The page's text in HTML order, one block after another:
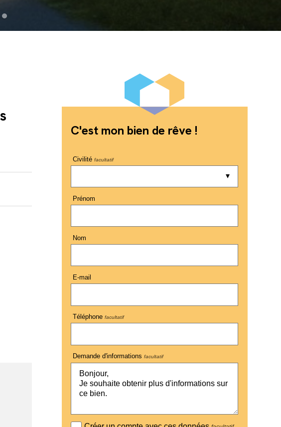
C'est mon bien de rêve !
Civilitéfacultatif
Prénom
Nom
E-mail
Téléphonefacultatif
Demande d'informationsfacultatif